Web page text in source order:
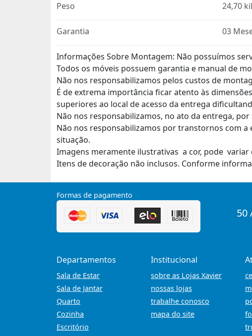
Peso 24,70
Garantia 03
Informações Sobre Montagem: Não possuímos
Todos os móveis possuem garantia e manual de
Não nos responsabilizamos pelos custos de
É de extrema importância ficar atento às
superiores ao local de acesso da entrega
Não nos responsabilizamos, no ato da entrega,
Não nos responsabilizamos por transtornos com
situação.
Imagens meramente ilustrativas a cor, pode
Itens de decoração não inclusos. Conforme
Formas de pagamento
50
Departamentos
Sala de Estar
Sala de Jantar
Quarto
Cozinha
Escritório
Institucional
sobre as Lojas Xavier
nossas lojas
trabalhe conosco
mapa do site